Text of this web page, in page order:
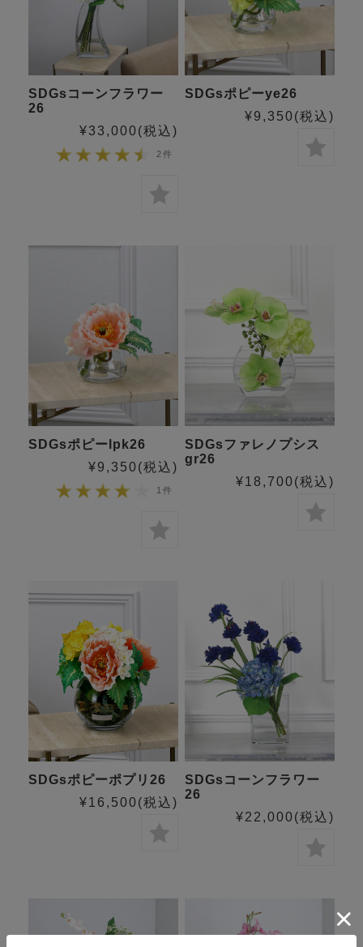
SDGsコーンフラワー
26
¥33,000(税込)
2件
SDGsポピーye26
¥9,350(税込)
SDGsポピーlpk26
¥9,350(税込)
1件
SDGsファレノプシス
gr26
¥18,700(税込)
SDGsポピーポプリ26
¥16,500(税込)
SDGsコーンフラワー
26
¥22,000(税込)